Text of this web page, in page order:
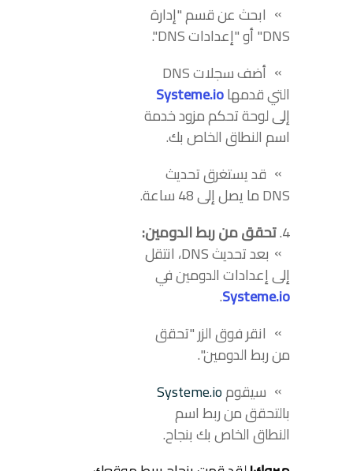
ابحث عن قسم "إدارة
DNS" أو "إعدادات DNS".
أضف سجلات DNS
التي قدمها
إلى لوحة تحكم مزود خدمة
اسم النطاق الخاص بك.
قد يستغرق تحديث
DNS ما يصل إلى 48 ساعة.
تحقق من ربط الدومين:
بعد تحديث DNS، انتقل
إلى إعدادات الدومين في
Systeme.io
.
انقر فوق الزر "تحقق
من ربط الدومين".
سيقومSysteme.io
بالتحقق من ربط اسم
النطاق الخاص بك بنجاح.